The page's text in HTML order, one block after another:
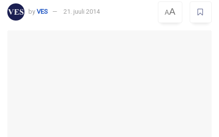
by VES 21. juuli 2014 AA